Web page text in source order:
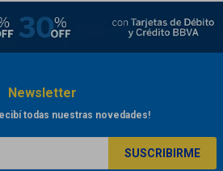
Newsletter
todas nuestras novedades!
SUSCRIBIRME